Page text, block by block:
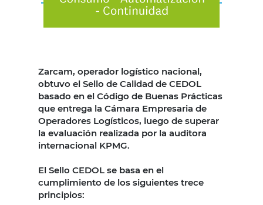
Zarcam, operador logístico nacional,
obtuvo el Sello de Calidad de CEDOL
basado en el Código de Buenas Prácticas
que entrega la Cámara Empresaria de
Operadores Logísticos, luego de superar
la evaluación realizada por la auditora
internacional KPMG.
El Sello CEDOL se basa en el
cumplimiento de los siguientes trece
principios: